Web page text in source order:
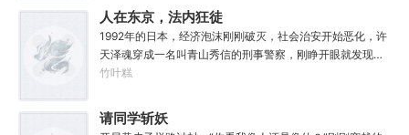
的情况下，让这功法脱胎换骨，玉剑指路，洞穿一切。后来
他学成的功法越来越多，怀揣“达者兼济天下”的理念，段云
从不藏私，传武天下。谁曾想……“段魔头误我！他告诉我这
桩功滋阴壮阳，如今我却只能蹲着尿尿，呜呜......”“这本《七
分归元气》是那魔头教的我，我如今不是被杀就是踩屎，神
万妙宫的仙子本来要举宫飞天的，结果却一夜间入了魔，沦
人在东京，法内狂徒
1992年的日本，经济泡沫刚刚破灭，社会治安开始恶化，许
天泽魂穿成一名叫青山秀信的刑事警察，刚睁开眼就发现自
己正被五花大绑着……新世纪初有权威杂志称：从90年代开
位传奇人物。对此部分日本国民表示：八嘎！我们宁愿再失
去100年也不想要这个国贼！
竹叶糕
请同学斩妖